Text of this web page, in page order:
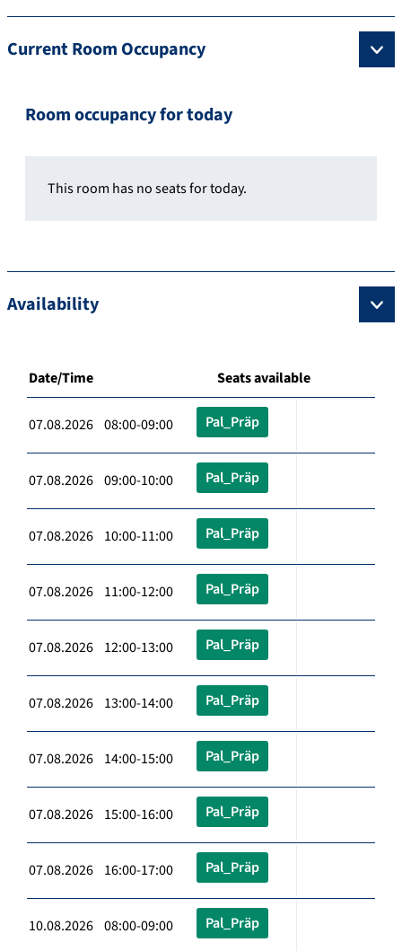
Current Room Occupancy
Room occupancy for today
This room has no seats for today.
Availability
Date/Time Seats available
07.08.2026 08:00-09:00 Pal_Präp
07.08.2026 09:00-10:00 Pal_Präp
07.08.2026 10:00-11:00 Pal_Präp
07.08.2026 11:00-12:00 Pal_Präp
07.08.2026 12:00-13:00 Pal_Präp
07.08.2026 13:00-14:00 Pal_Präp
07.08.2026 14:00-15:00 Pal_Präp
07.08.2026 15:00-16:00 Pal_Präp
07.08.2026 16:00-17:00 Pal_Präp
10.08.2026 08:00-09:00 Pal_Präp